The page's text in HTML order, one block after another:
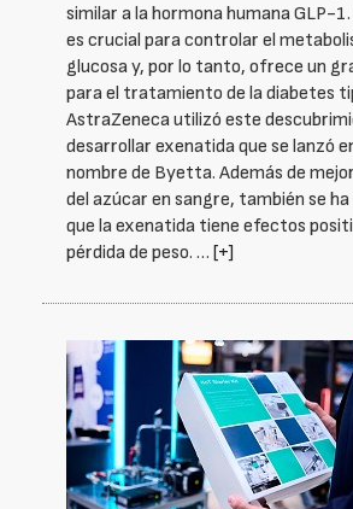
similar a la hormona humana GLP-
es crucial para controlar el
glucosa y, por lo tanto, ofrece un
para el tratamiento de la diabetes
AstraZeneca utilizó este
desarrollar exenatida que se lanzó
nombre de Byetta. Además de
del azúcar en sangre, también se
que la exenatida tiene efectos
pérdida de peso. … [+]